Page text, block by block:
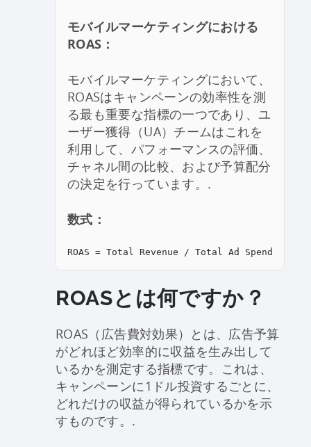
モバイルマーケティングにおける
ROAS：
モバイルマーケティングにおいて、
ROASはキャンペーンの効率性を測
る最も重要な指標の一つであり、ユ
ーザー獲得（UA）チームはこれを
利用して、パフォーマンスの評価、
チャネル間の比較、および予算配分
の決定を行っています。.
数式：
ROAS = Total Revenue / Total Ad Spend
ROASとは何ですか？
ROAS（広告費対効果）とは、広告予算
がどれほど効率的に収益を生み出して
いるかを測定する指標です。これは、
キャンペーンに1ドル投資するごとに、
どれだけの収益が得られているかを示
すものです。.